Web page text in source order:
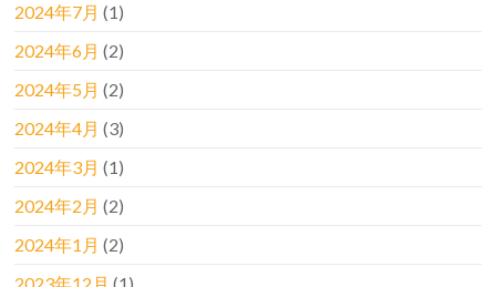
2024年7月 (1)
2024年6月 (2)
2024年5月 (2)
2024年4月 (3)
2024年3月 (1)
2024年2月 (2)
2024年1月 (2)